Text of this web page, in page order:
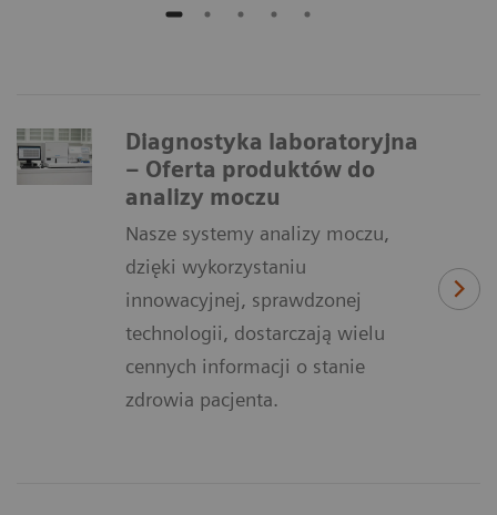
Diagnostyka laboratoryjna
– Oferta produktów do
analizy moczu
Nasze systemy analizy moczu,
dzięki wykorzystaniu
innowacyjnej, sprawdzonej
technologii, dostarczają wielu
cennych informacji o stanie
zdrowia pacjenta.